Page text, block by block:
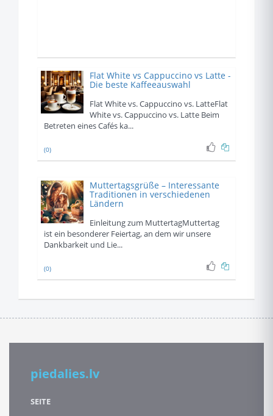
Flat White vs Cappuccino vs Latte -
Die beste Kaffeeauswahl
Flat White vs. Cappuccino vs. LatteFlat
White vs. Cappuccino vs. Latte Beim
Betreten eines Cafés ka...
(0)
Muttertagsgrüße – Interessante
Traditionen in verschiedenen
Ländern
Einleitung zum MuttertagMuttertag
ist ein besonderer Feiertag, an dem wir unsere
Dankbarkeit und Lie...
(0)
piedalies.lv
SEITE